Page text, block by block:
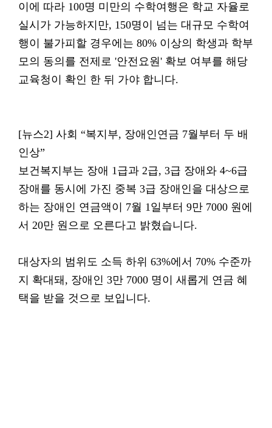
이에 따라 100명 미만의 수학여행은 학교 자율로
실시가 가능하지만, 150명이 넘는 대규모 수학여
행이 불가피할 경우에는 80% 이상의 학생과 학부
모의 동의를 전제로 '안전요원' 확보 여부를 해당
교육청이 확인 한 뒤 가야 합니다.
[뉴스2] 사회 “복지부, 장애인연금 7월부터 두 배
인상”
보건복지부는 장애 1급과 2급, 3급 장애와 4~6급
장애를 동시에 가진 중복 3급 장애인을 대상으로
하는 장애인 연금액이 7월 1일부터 9만 7000 원에
서 20만 원으로 오른다고 밝혔습니다.
대상자의 범위도 소득 하위 63%에서 70% 수준까
지 확대돼, 장애인 3만 7000 명이 새롭게 연금 혜
택을 받을 것으로 보입니다.